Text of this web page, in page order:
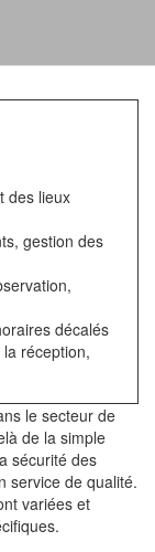
des lieux
gestion des
décalés
réception,
le secteur de
de la simple
sécurité des
service de qualité.
variées et